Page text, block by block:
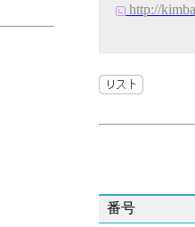
http://
番号